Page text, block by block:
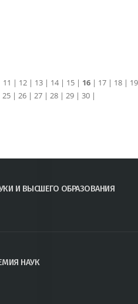
11 | 12| 13| 14| 15| 16| 17| 18| 19
25 | 26 | 27 | 28 | 29 | 30 |
И ВЫСШЕГО ОБРАЗОВАНИЯ
НАУК